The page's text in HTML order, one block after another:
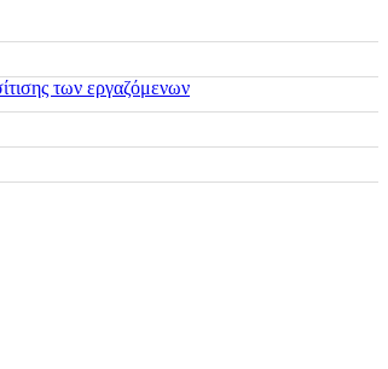
των εργαζόμενων